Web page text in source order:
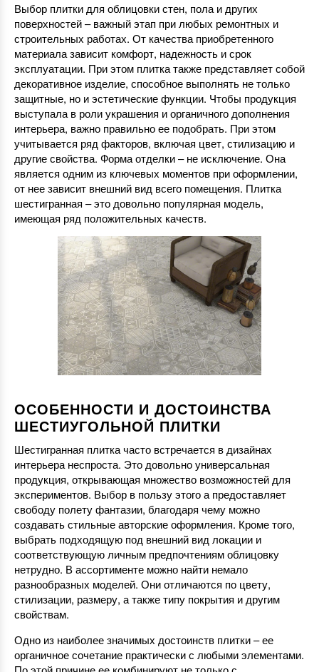
Выбор плитки для облицовки стен, пола и других
поверхностей – важный этап при любых ремонтных и
строительных работах. От качества приобретенного
материала зависит комфорт, надежность и срок
эксплуатации. При этом плитка также представляет собой
декоративное изделие, способное выполнять не только
защитные, но и эстетические функции. Чтобы продукция
выступала в роли украшения и органичного дополнения
интерьера, важно правильно ее подобрать. При этом
учитывается ряд факторов, включая цвет, стилизацию и
другие свойства. Форма отделки – не исключение. Она
является одним из ключевых моментов при оформлении,
от нее зависит внешний вид всего помещения. Плитка
шестигранная – это довольно популярная модель,
имеющая ряд положительных качеств.
ОСОБЕННОСТИ И ДОСТОИНСТВА
ШЕСТИУГОЛЬНОЙ ПЛИТКИ
Шестигранная плитка часто встречается в дизайнах
интерьера неспроста. Это довольно универсальная
продукция, открывающая множество возможностей для
экспериментов. Выбор в пользу этого а предоставляет
свободу полету фантазии, благодаря чему можно
создавать стильные авторские оформления. Кроме того,
выбрать подходящую под внешний вид локации и
соответствующую личным предпочтениям облицовку
нетрудно. В ассортименте можно найти немало
разнообразных моделей. Они отличаются по цвету,
стилизации, размеру, а также типу покрытия и другим
свойствам.
Одно из наиболее значимых достоинств плитки – ее
органичное сочетание практически с любыми элементами.